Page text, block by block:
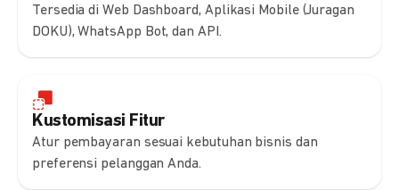
Tersedia di Web Dashboard, Aplikasi Mobile (Juragan
DOKU), WhatsApp Bot, dan API.
Kustomisasi Fitur
Atur pembayaran sesuai kebutuhan bisnis dan
preferensi pelanggan Anda.